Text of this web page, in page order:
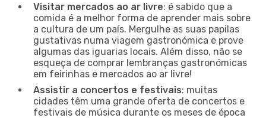
Visitar mercados ao ar livre: é sabido que a
comida é a melhor forma de aprender mais sobre
a cultura de um país. Mergulhe as suas papilas
gustativas numa viagem gastronómica e prove
algumas das iguarias locais. Além disso, não se
esqueça de comprar lembranças gastronómicas
em feirinhas e mercados ao ar livre!
Assistir a concertos e festivais: muitas
cidades têm uma grande oferta de concertos e
festivais de música durante os meses de época